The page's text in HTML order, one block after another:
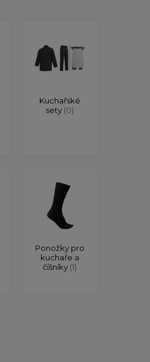
Kuchařské
sety (0)
Ponožky pro
kuchaře a
číšníky (1)